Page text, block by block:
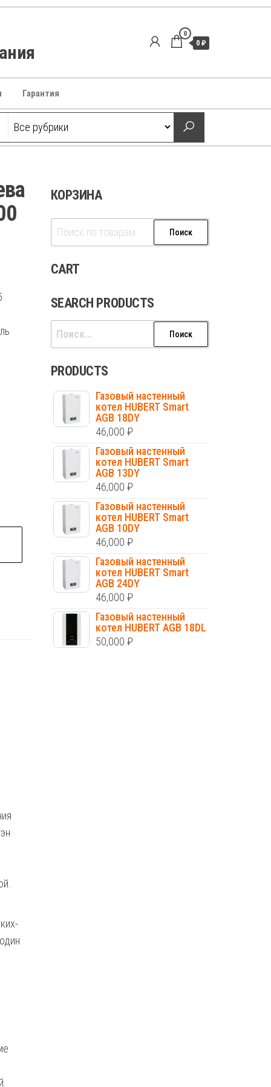
0
0 ₽
Гарантия
КОРЗИНА
Искать: Поиск
CART
SEARCH PRODUCTS
Найти:
PRODUCTS
Газовый настенный
котел HUBERT Smart
AGB 18DY
46,000 ₽
Газовый настенный
котел HUBERT Smart
AGB 13DY
46,000 ₽
Газовый настенный
котел HUBERT Smart
AGB 10DY
46,000 ₽
Газовый настенный
котел HUBERT Smart
AGB 24DY
46,000 ₽
Газовый настенный
котел HUBERT AGB 18DL
50,000 ₽